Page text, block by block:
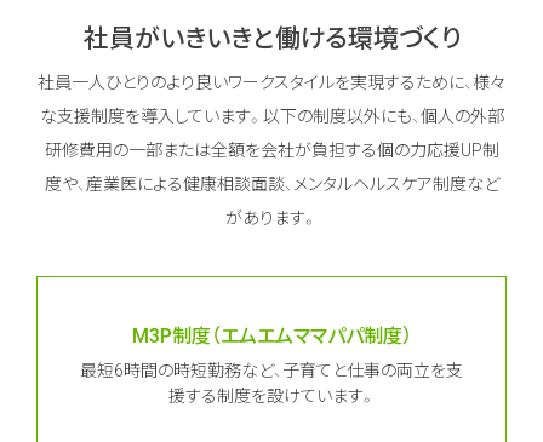
社員がいきいきと働ける環境づくり
社員一人ひとりのより良いワークスタイルを実現するために、様々
な支援制度を導入しています。 以下の制度以外にも、個人の外部
研修費用の一部または全額を会社が負担する個の力応援UP制
度や、 産業医による健康相談面談、メンタルヘルスケア制度など
があります。
M3P制度（エムエムママパパ制度）
最短6時間の時短勤務など、子育てと仕事の両立を支
援する制度を設けています。